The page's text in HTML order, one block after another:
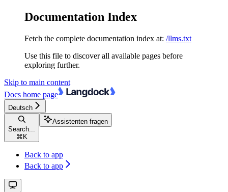
Documentation Index
Fetch the complete documentation index at: /llms.txt
Use this file to discover all available pages before
exploring further.
Skip to main content
Docs home page
Deutsch
Search...
⌘ K
Assistenten fragen
Back to app
Back to app